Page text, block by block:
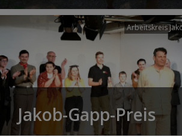
Arbeitskreis
Jakob-Gapp-Preis